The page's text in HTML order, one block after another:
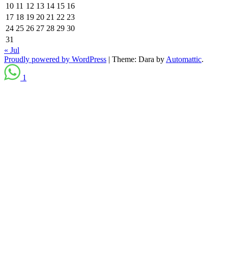
10 11 12 13 14 15 16
17 18 19 20 21 22 23
24 25 26 27 28 29 30
31
« Jul
Proudly powered by WordPress | Theme: Dara byAutomattic.
1